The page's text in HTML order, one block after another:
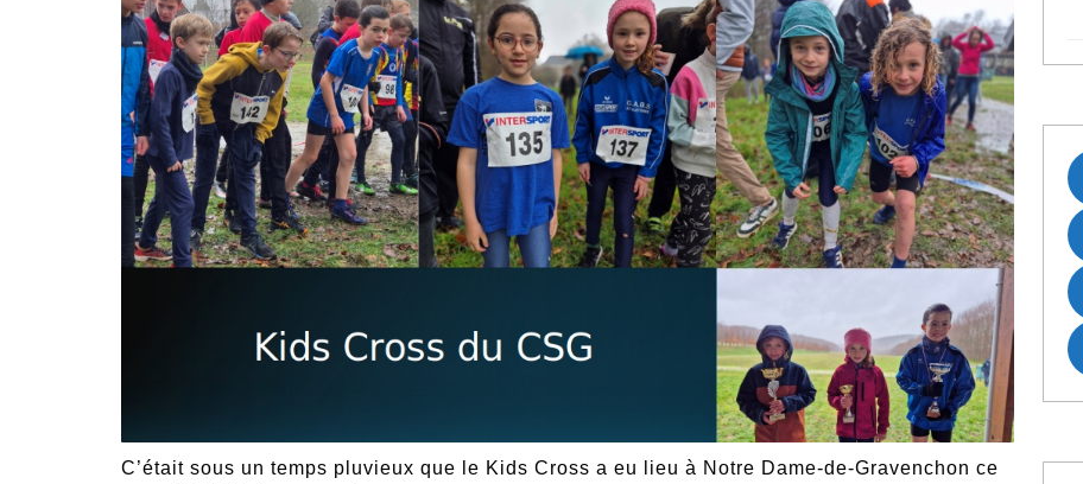
C’était sous un temps pluvieux que le Kids Cross a eu lieu à Notre Dame-de-Gravenchon ce